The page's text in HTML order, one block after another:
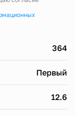
364
Первый
12.6